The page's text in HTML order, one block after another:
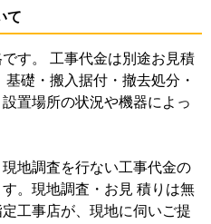
て
す。 工事代金は別途お見積
礎・搬入据付・撤去処分・
置場所の状況や機器によっ
地調査を行ない工事代金の
。現地調査・お見 積りは無
工事店が、現地に伺いご提